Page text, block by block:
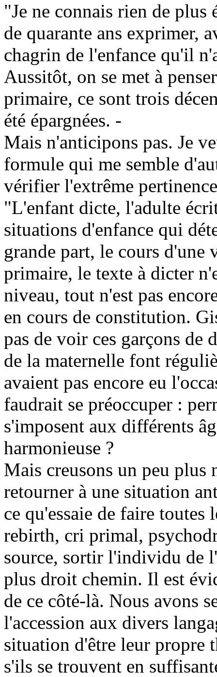
"Je ne connais rien de
de quarante ans exprimer,
chagrin de l'enfance qu'il
Aussitôt, on se met à
primaire, ce sont trois
été épargnées. -
Mais n'anticipons pas. Je
formule qui me semble
vérifier l'extrême
"L'enfant dicte, l'adulte
situations d'enfance qui
grande part, le cours d'une
primaire, le texte à dicter
niveau, tout n'est pas
en cours de constitution.
pas de voir ces garçons de
de la maternelle font
avaient pas encore eu
faudrait se préoccuper :
s'imposent aux différents
harmonieuse ?
Mais creusons un peu plus
retourner à une situation
ce qu'essaie de faire toutes
rebirth, cri primal,
source, sortir l'individu de
plus droit chemin. Il est
de ce côté-là. Nous avons
l'accession aux divers
situation d'être leur propre
s'ils se trouvent en